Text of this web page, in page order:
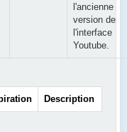
l'ancienne
version de
l'interface
Youtube.
Description